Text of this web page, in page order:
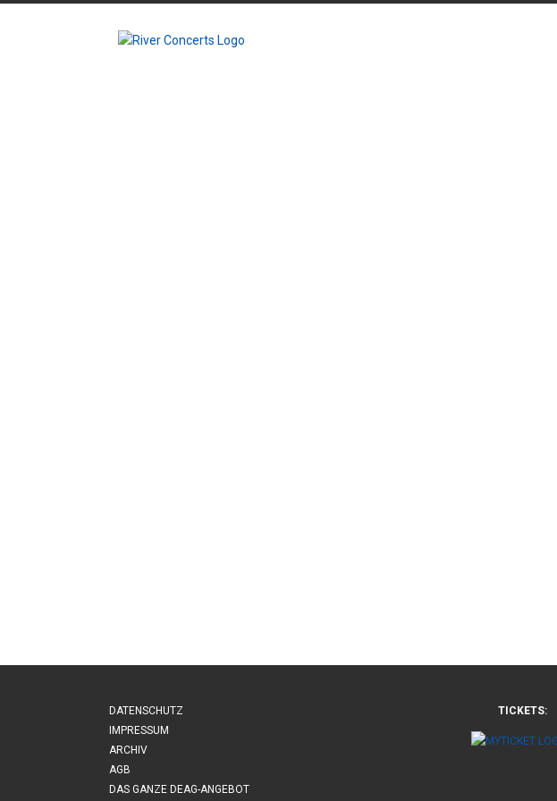
DATENSCHUTZ
IMPRESSUM
ARCHIV
AGB
DAS GANZE DEAG-ANGEBOT
TICKETS: